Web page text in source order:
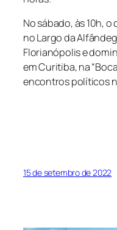
No sábado, às 10h,
no Largo da
Florianópolis e
em Curitiba, na
encontros políticos
15 de setembro de 2022